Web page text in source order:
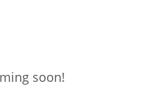
soon!